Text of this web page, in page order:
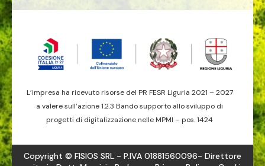
L’impresa ha ricevuto risorse del PR FESR Liguria 2021 – 2027
a valere sull’azione 1.2.3 Bando supporto allo sviluppo di
progetti di digitalizzazione nelle MPMI – pos. 1424
Copyright © FISIOS SRL - P.IVA 01881560096- Direttore